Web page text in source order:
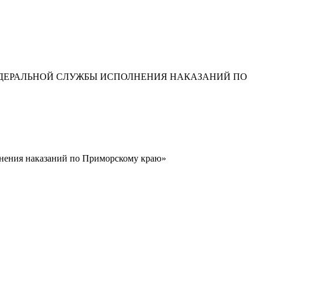
СЛУЖБЫ ИСПОЛНЕНИЯ НАКАЗАНИЙ ПО
наказаний по Приморскому краю»